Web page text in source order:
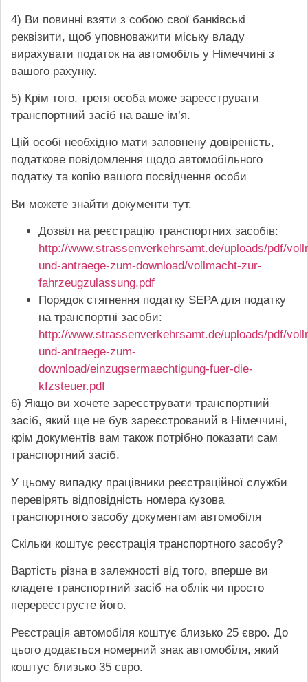
4) Ви повинні взяти з собою свої банківські
реквізити, щоб уповноважити міську владу
вирахувати податок на автомобіль у Німеччині з
вашого рахунку.
5) Крім того, третя особа може зареєструвати
транспортний засіб на ваше ім’я.
Цій особі необхідно мати заповнену довіреність,
податкове повідомлення щодо автомобільного
податку та копію вашого посвідчення особи
Ви можете знайти документи тут.
Дозвіл на реєстрацію транспортних засобів:
http://www.strassenverkehrsamt.de/uploads/pdf/
und-antraege-zum-download/vollmacht-zur-
fahrzeugzulassung.pdf
Порядок стягнення податку SEPA для податку
на транспортні засоби:
http://www.strassenverkehrsamt.de/uploads/pdf/
und-antraege-zum-
download/einzugsermaechtigung-fuer-die-
kfzsteuer.pdf
6) Якщо ви хочете зареєструвати транспортний
засіб, який ще не був зареєстрований в Німеччині,
крім документів вам також потрібно показати сам
транспортний засіб.
У цьому випадку працівники реєстраційної служби
перевірять відповідність номера кузова
транспортного засобу документам автомобіля
Скільки коштує реєстрація транспортного засобу?
Вартість різна в залежності від того, вперше ви
кладете транспортний засіб на облік чи просто
перереєструєте його.
Реєстрація автомобіля коштує близько 25 євро. До
цього додається номерний знак автомобіля, який
коштує близько 35 євро.